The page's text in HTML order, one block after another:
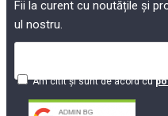
Fii la curent cu noutățile și
ul nostru.
Am citit şi sunt de acord cu